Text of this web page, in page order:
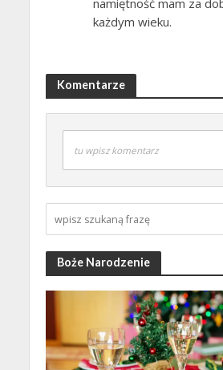
każdym wieku.
Komentarze
tu wpisz komentarz
Boże Narodzenie